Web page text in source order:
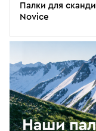
Палки для
Novice